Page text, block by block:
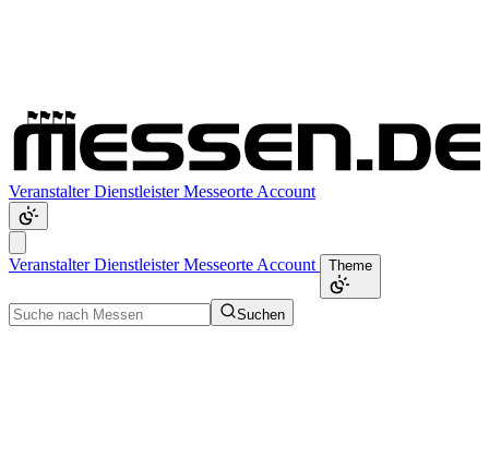
VeranstalterDienstleisterMesseorte Account
VeranstalterDienstleisterMesseorte Account Theme
Suchen